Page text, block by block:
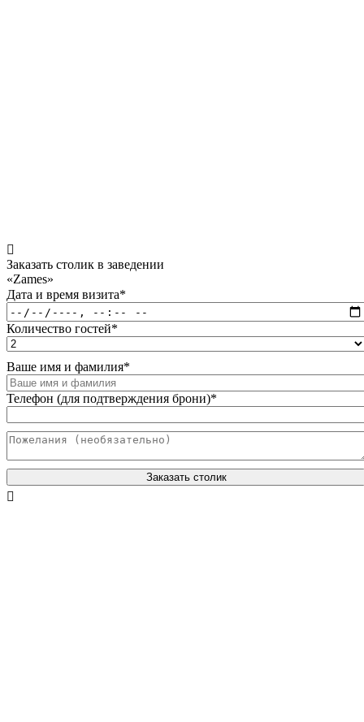
Заказать столик в заведении
«Zames»
Дата и время визита*
Количество гостей*
Ваше имя и фамилия*
Телефон (для подтверждения брони)*
Заказать столик